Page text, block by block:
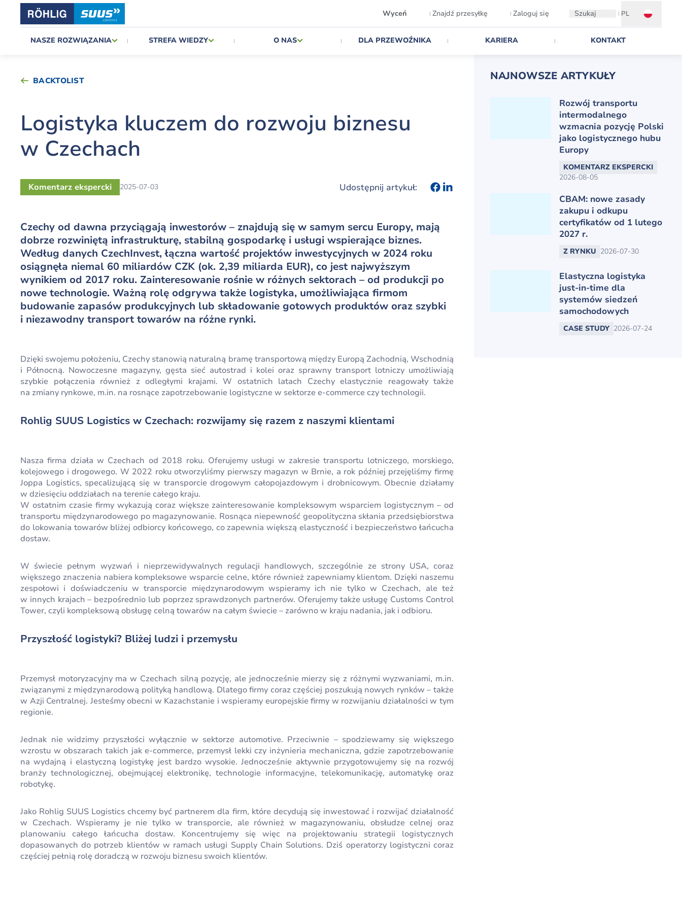
Wyceń Znajdź przesyłkę Zaloguj się Szukaj PL
NASZE ROZWIĄZANIA STREFA WIEDZY O NAS DLA PRZEWOŹNIKA KARIERA KONTAKT
BACKTOLIST
Logistyka kluczem do rozwoju biznesu
w Czechach
Komentarz ekspercki 2025-07-03 Udostępnij artykuł:
Czechy od dawna przyciągają inwestorów – znajdują się w samym sercu Europy, mają
dobrze rozwiniętą infrastrukturę, stabilną gospodarkę i usługi wspierające biznes.
Według danych CzechInvest, łączna wartość projektów inwestycyjnych w 2024 roku
osiągnęła niemal 60 miliardów CZK (ok. 2,39 miliarda EUR), co jest najwyższym
wynikiem od 2017 roku. Zainteresowanie rośnie w różnych sektorach – od produkcji po
nowe technologie. Ważną rolę odgrywa także logistyka, umożliwiająca firmom
budowanie zapasów produkcyjnych lub składowanie gotowych produktów oraz szybki
i niezawodny transport towarów na różne rynki.
Dzięki swojemu położeniu, Czechy stanowią naturalną bramę transportową między Europą Zachodnią, Wschodnią
i Północną. Nowoczesne magazyny, gęsta sieć autostrad i kolei oraz sprawny transport lotniczy umożliwiają
szybkie połączenia również z odległymi krajami. W ostatnich latach Czechy elastycznie reagowały także
na zmiany rynkowe, m.in. na rosnące zapotrzebowanie logistyczne w sektorze e-commerce czy technologii.
Rohlig SUUS Logistics w Czechach: rozwijamy się razem z naszymi klientami
Nasza firma działa w Czechach od 2018 roku. Oferujemy usługi w zakresie transportu lotniczego, morskiego,
kolejowego i drogowego. W 2022 roku otworzyliśmy pierwszy magazyn w Brnie, a rok później przejęliśmy firmę
Joppa Logistics, specalizującą się w transporcie drogowym całopojazdowym i drobnicowym. Obecnie działamy
w dziesięciu oddziałach na terenie całego kraju.
W ostatnim czasie firmy wykazują coraz większe zainteresowanie kompleksowym wsparciem logistycznym – od
transportu międzynarodowego po magazynowanie. Rosnąca niepewność geopolityczna skłania przedsiębiorstwa
do lokowania towarów bliżej odbiorcy końcowego, co zapewnia większą elastyczność i bezpieczeństwo łańcucha
dostaw.
W świecie pełnym wyzwań i nieprzewidywalnych regulacji handlowych, szczególnie ze strony USA, coraz
większego znaczenia nabiera kompleksowe wsparcie celne, które również zapewniamy klientom. Dzięki naszemu
zespołowi i doświadczeniu w transporcie międzynarodowym wspieramy ich nie tylko w Czechach, ale też
w innych krajach – bezpośrednio lub poprzez sprawdzonych partnerów. Oferujemy także usługę Customs Control
Tower, czyli kompleksową obsługę celną towarów na całym świecie – zarówno w kraju nadania, jak i odbioru.
Przyszłość logistyki? Bliżej ludzi i przemysłu
Przemysł motoryzacyjny ma w Czechach silną pozycję, ale jednocześnie mierzy się z różnymi wyzwaniami, m.in.
związanymi z międzynarodową polityką handlową. Dlatego firmy coraz częściej poszukują nowych rynków – także
w Azji Centralnej. Jesteśmy obecni w Kazachstanie i wspieramy europejskie firmy w rozwijaniu działalności w tym
regionie.
Jednak nie widzimy przyszłości wyłącznie w sektorze automotive. Przeciwnie – spodziewamy się większego
wzrostu w obszarach takich jak e-commerce, przemysł lekki czy inżynieria mechaniczna, gdzie zapotrzebowanie
na wydajną i elastyczną logistykę jest bardzo wysokie. Jednocześnie aktywnie przygotowujemy się na rozwój
branży technologicznej, obejmującej elektronikę, technologie informacyjne, telekomunikację, automatykę oraz
robotykę.
Jako Rohlig SUUS Logistics chcemy być partnerem dla firm, które decydują się inwestować i rozwijać działalność
w Czechach. Wspieramy je nie tylko w transporcie, ale również w magazynowaniu, obsłudze celnej oraz
planowaniu całego łańcucha dostaw. Koncentrujemy się więc na projektowaniu strategii logistycznych
dopasowanych do potrzeb klientów w ramach usługi Supply Chain Solutions. Dziś operatorzy logistyczni coraz
częściej pełnią rolę doradczą w rozwoju biznesu swoich klientów.
NAJNOWSZE ARTYKUŁY
Rozwój transportu
intermodalnego
wzmacnia pozycję Polski
jako logistycznego hubu
Europy
KOMENTARZ EKSPERCKI
2026-08-05
CBAM: nowe zasady
zakupu i odkupu
certyfikatów od 1 lutego
2027 r.
Z RYNKU 2026-07-30
Elastyczna logistyka
just-in-time dla
systemów siedzeń
samochodowych
CASE STUDY 2026-07-24